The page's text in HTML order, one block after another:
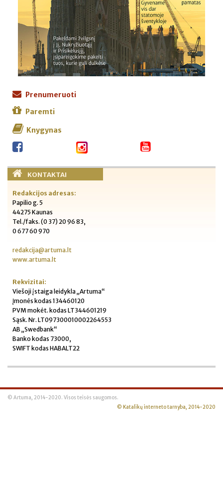
Prenumeruoti
Paremti
Knygynas
KONTAKTAI
Redakcijos adresas:
Papilio g. 5
44275 Kaunas
Tel./faks. (0 37) 20 96 83,
0 677 60 970
redakcija@artuma.lt
www.artuma.lt
Rekvizitai:
Viešoji įstaiga leidykla „Artuma“
Įmonės kodas 134460120
PVM mokėt. kodas LT344601219
Sąsk. Nr. LT097300010002264553
AB „Swedbank“
Banko kodas 73000,
SWIFT kodas HABALT22
© Artuma, 2014-2020. Visos teisės saugomos.
© Katalikų interneto tarnyba, 2014-2020